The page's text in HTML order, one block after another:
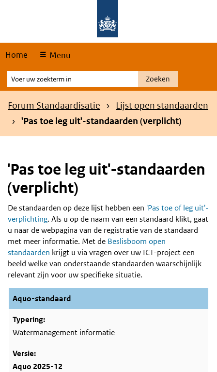
Home Menu
Voer
uw
zoekterm
Zoeken
Kruimelpad
Forum Standaardisatie
Lijst open standaarden
'Pas toe leg uit'-standaarden (verplicht)
'Pas toe leg uit'-standaarden
(verplicht)
Content
De standaarden op deze lijst hebben een 'Pas toe of leg uit'-
verplichting. Als u op de naam van een standaard klikt, gaat
u naar de webpagina van de registratie van de standaard
met meer informatie. Met de Beslisboom open
standaarden krijgt u via vragen over uw ICT-project een
beeld welke van onderstaande standaarden waarschijnlijk
relevant zijn voor uw specifieke situatie.
Aquo-standaard
Watermanagement informatie
Aquo 2025-12